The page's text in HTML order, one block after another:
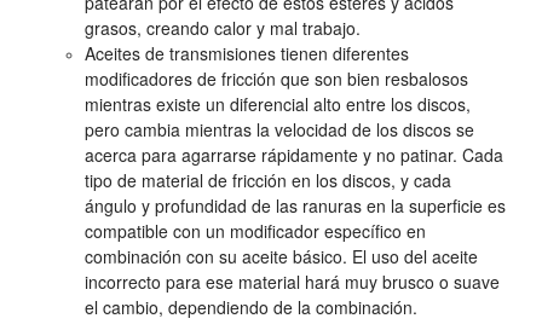
grasos, creando calor y mal trabajo.
Aceites de transmisiones tienen diferentes
modificadores de fricción que son bien resbalosos
mientras existe un diferencial alto entre los discos,
pero cambia mientras la velocidad de los discos se
acerca para agarrarse rápidamente y no patinar. Cada
tipo de material de fricción en los discos, y cada
ángulo y profundidad de las ranuras en la superficie es
compatible con un modificador específico en
combinación con su aceite básico. El uso del aceite
incorrecto para ese material hará muy brusco o suave
el cambio, dependiendo de la combinación.